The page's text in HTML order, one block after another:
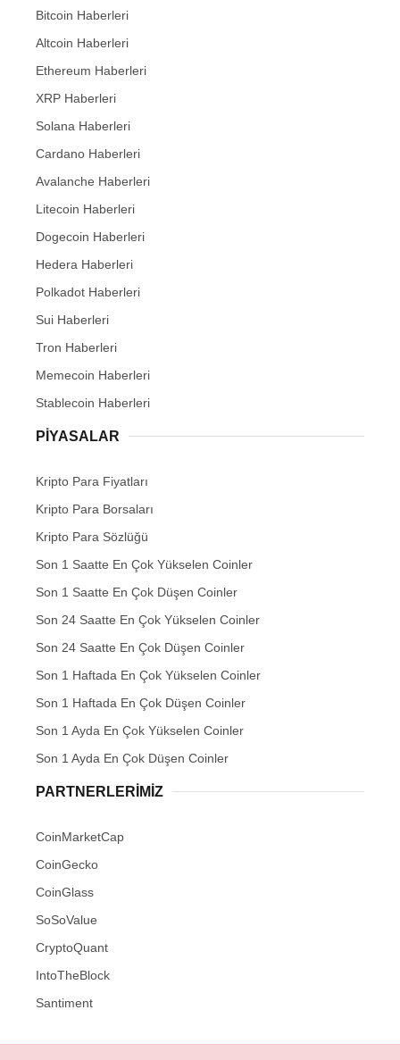
Bitcoin Haberleri
Altcoin Haberleri
Ethereum Haberleri
XRP Haberleri
Solana Haberleri
Cardano Haberleri
Avalanche Haberleri
Litecoin Haberleri
Dogecoin Haberleri
Hedera Haberleri
Polkadot Haberleri
Sui Haberleri
Tron Haberleri
Memecoin Haberleri
Stablecoin Haberleri
PIYASALAR
Kripto Para Fiyatları
Kripto Para Borsaları
Kripto Para Sözlüğü
Son 1 Saatte En Çok Yükselen Coinler
Son 1 Saatte En Çok Düşen Coinler
Son 24 Saatte En Çok Yükselen Coinler
Son 24 Saatte En Çok Düşen Coinler
Son 1 Haftada En Çok Yükselen Coinler
Son 1 Haftada En Çok Düşen Coinler
Son 1 Ayda En Çok Yükselen Coinler
Son 1 Ayda En Çok Düşen Coinler
PARTNERLERIMIZ
CoinMarketCap
CoinGecko
CoinGlass
SoSoValue
CryptoQuant
IntoTheBlock
Santiment